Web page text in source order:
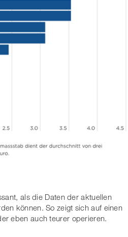
als die Daten der aktuellen
können. So zeigt sich auf einen
eben auch teurer operieren.